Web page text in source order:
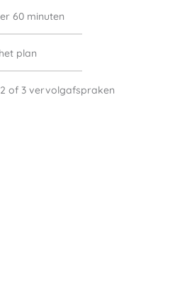
60 minuten
plan
of 3 vervolgafspraken